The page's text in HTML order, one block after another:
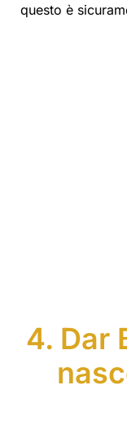
questo è
4. Dar